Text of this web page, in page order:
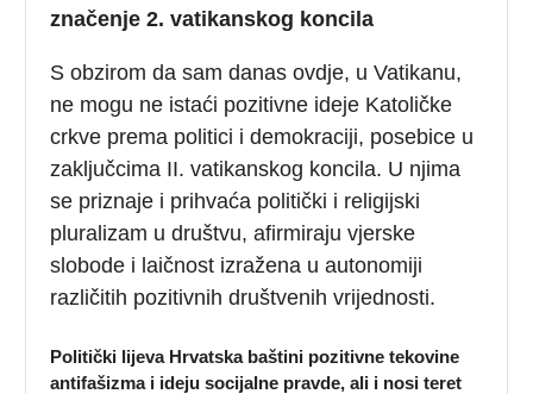
značenje 2. vatikanskog koncila
S obzirom da sam danas ovdje, u Vatikanu,
ne mogu ne istaći pozitivne ideje Katoličke
crkve prema politici i demokraciji, posebice u
zaključcima II. vatikanskog koncila. U njima
se priznaje i prihvaća politički i religijski
pluralizam u društvu, afirmiraju vjerske
slobode i laičnost izražena u autonomiji
različitih pozitivnih društvenih vrijednosti.
Politički lijeva Hrvatska baštini pozitivne tekovine
antifašizma i ideju socijalne pravde, ali i nosi teret